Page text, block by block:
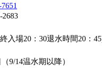
2683
終入場20：30退水時間
9/14温水期以降）